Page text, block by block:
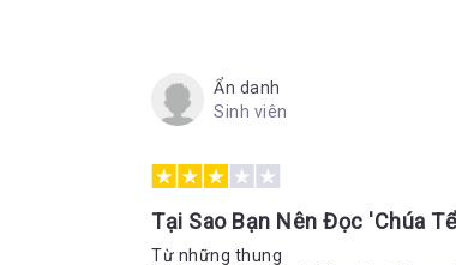
Ẩn danh
Sinh viên
Tại Sao Bạn Nên Đọc 'Chúa
Từ những thung